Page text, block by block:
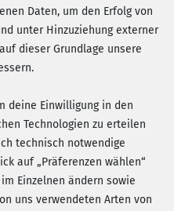
Lift
Daten, um den Erfolg von
unter Hinzuziehung externer
dieser Grundlage unsere
deine Einwilligung in den
Technologien zu erteilen
technisch notwendige
auf „Präferenzen wählen“
Einzelnen ändern sowie
uns verwendeten Arten von